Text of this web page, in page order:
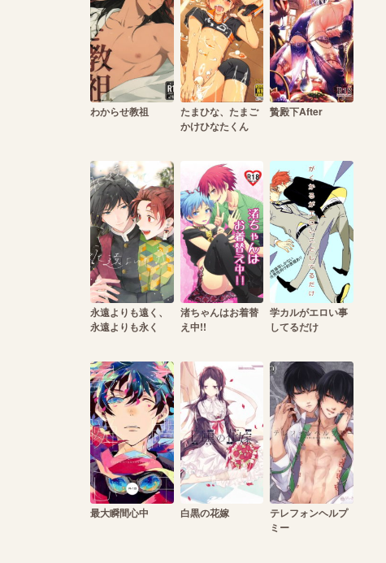
わからせ教祖
たまひな、たまご
かけひなたくん
贄殿下After
永遠よりも遠く、
永遠よりも永く
渚ちゃんはお着替
え中!!
学カルがエロい事
してるだけ
最大瞬間心中 白黒の花嫁
テレフォンヘルプ
ミー